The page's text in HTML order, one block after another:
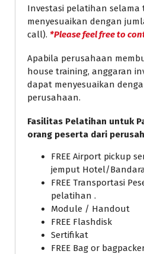
Investasi pelatihan selama
menyesuaikan dengan
call). *Please feel free to
Apabila perusahaan
house training, anggaran
dapat menyesuaikan
perusahaan.
Fasilitas Pelatihan untuk
orang peserta dari
FREE Airport pickup
jemput Hotel/
FREE Transportasi
pelatihan .
Module / Handout
FREE Flashdisk
Sertifikat
FREE Bag or